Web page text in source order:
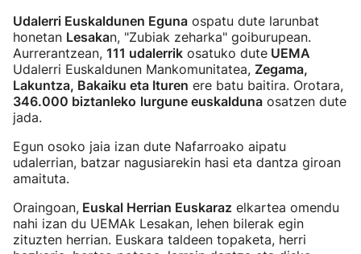
Udalerri Euskaldunen Eguna ospatu dute larunbat
honetan Lesakan, "Zubiak zeharka" goiburupean.
Aurrerantzean, 111 udalerrik osatuko dute UEMA
Udalerri Euskaldunen Mankomunitatea, Zegama,
Lakuntza, Bakaiku eta Ituren ere batu baitira. Orotara,
346.000 biztanleko lurgune euskalduna osatzen dute
jada.
Egun osoko jaia izan dute Nafarroako aipatu
udalerrian, batzar nagusiarekin hasi eta dantza giroan
amaituta.
Oraingoan, Euskal Herrian Euskaraz elkartea omendu
nahi izan du UEMAk Lesakan, lehen bilerak egin
zituzten herrian. Euskara taldeen topaketa, herri